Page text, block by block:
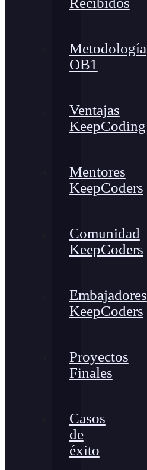
Metodología
OB1
Ventajas
KeepCoding
Mentores
KeepCoders
Comunidad
KeepCoders
Embajadores
KeepCoders
Proyectos
Finales
Casos
de
éxito